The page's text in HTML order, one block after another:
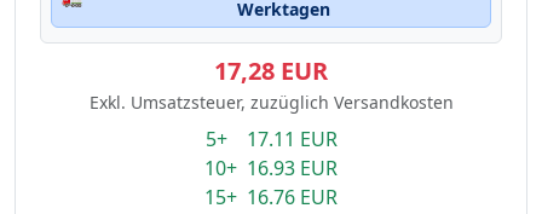
Werktagen
17,28 EUR
Exkl. Umsatzsteuer, zuzüglich Versandkosten
5+ 17.11 EUR
10+ 16.93 EUR
15+ 16.76 EUR